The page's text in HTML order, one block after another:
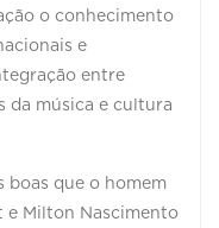
o conhecimento
e
entre
da música e cultura
boas que o homem
e Milton Nascimento